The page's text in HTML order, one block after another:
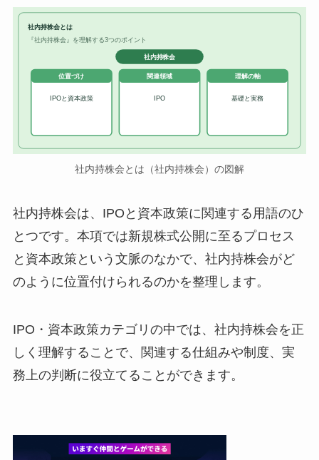
社内持株会とは
『社内持株会』を理解する3つのポイント
社内持株会
位置づけ
IPOと資本政策
関連領域
IPO
理解の軸
基礎と実務
社内持株会とは（社内持株会）の図解
社内持株会は、IPOと資本政策に関連する用語のひ
とつです。本項では新規株式公開に至るプロセス
と資本政策という文脈のなかで、社内持株会がど
のように位置付けられるのかを整理します。
IPO・資本政策カテゴリの中では、社内持株会を正
しく理解することで、関連する仕組みや制度、実
務上の判断に役立てることができます。